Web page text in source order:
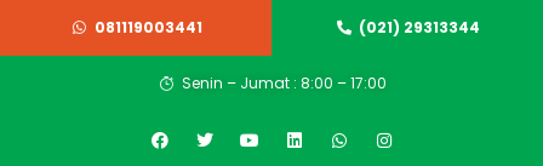
081119003441 (021) 29313344
Senin – Jumat : 8:00 – 17:00